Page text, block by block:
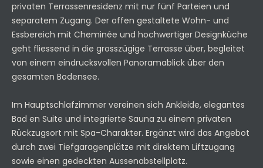
privaten Terrassenresidenz mit nur fünf Parteien und
separatem Zugang. Der offen gestaltete Wohn- und
Essbereich mit Cheminée und hochwertiger Designküche
geht fliessend in die grosszügige Terrasse über, begleitet
von einem eindrucksvollen Panoramablick über den
gesamten Bodensee.
Im Hauptschlafzimmer vereinen sich Ankleide, elegantes
Bad en Suite und integrierte Sauna zu einem privaten
Rückzugsort mit Spa-Charakter. Ergänzt wird das Angebot
durch zwei Tiefgaragenplätze mit direktem Liftzugang
sowie einen gedeckten Aussenabstellplatz.